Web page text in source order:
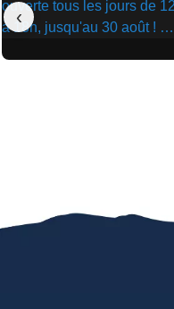
▶
‹